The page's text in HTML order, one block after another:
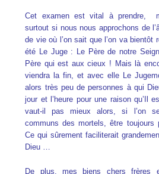
Cet examen est vital à prendre,
surtout si nous nous approchons de
de vie où l’on sait que l’on va bientôt
été Le Juge : Le Père de notre
Père qui est aux cieux ! Mais là
viendra la fin, et avec elle Le
alors très peu de personnes à qui
jour et l’heure pour une raison qu’Il
vaut-il pas mieux alors, si l’on
communs des mortels, être toujours
Ce qui sûrement faciliterait
Dieu …
De plus, mes biens chers frères